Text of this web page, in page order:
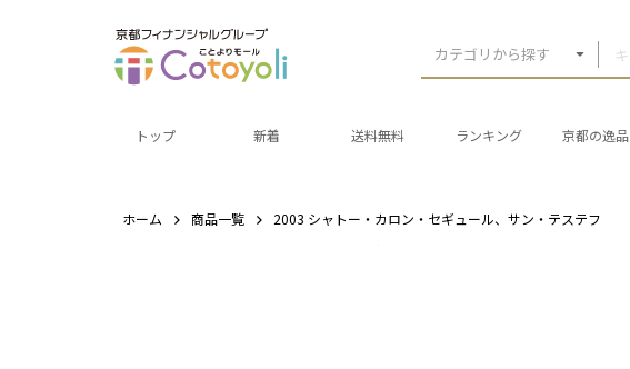
カテゴリから探す
トップ 新着 送料無料 ランキング 京都の逸品
ホーム 商品一覧 2003 シャトー・カロン・セギュール、サン・テステフ